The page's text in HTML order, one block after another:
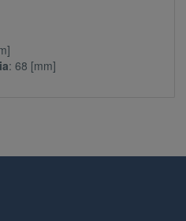
: 68 [mm]